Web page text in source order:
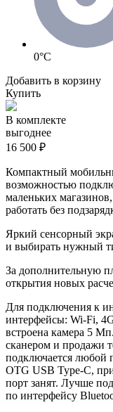
0°C
Добавить в корзину
Купить
В комплекте
выгоднее
16 500 ₽
Компактный
возможностью
маленьких
работать без
Яркий сенсорный
и выбирать нужный
За дополнительную
открытия новых
Для подключения к
интерфейсы: Wi-Fi,
встроена камера 5
сканером и продажи
подключается любой
OTG USB Type-С, при
порт занят. Лучше
по интерфейсу